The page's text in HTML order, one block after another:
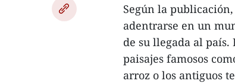
Según la
adentrarse en un
de su llegada al
paisajes famosos
arroz o los antiguos